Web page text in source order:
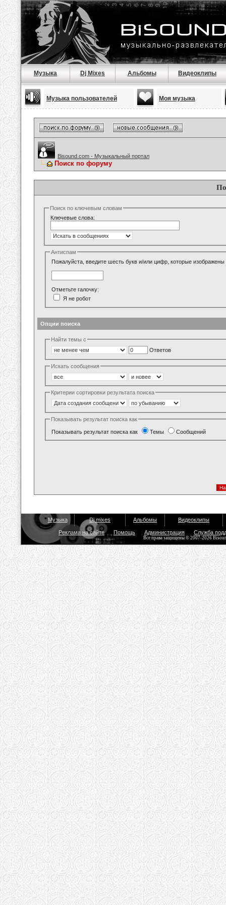
Музыка Dj Mixes Альбомы Видеоклипы
Музыка пользователей Моя музыка
Bisound.com - Музыкальный портал
Поиск по форуму
Поиск по ключевым словам
Ключевые слова:
Антиспам
Пожалуйста, введите шесть букв и/или цифр, которые изображены
Отметьте галочку:
Я не робот
Опции поиска
Найти темы с
Ответов
Искать сообщения
Критерии сортировки результата поиска
Показывать результат поиска как
Показывать результат поиска как Темы Сообщений
Музыка Dj mixes Альбомы Видеоклипы
Реклама на сайте Помощь Администрация Служба
Все права защищены © 2007-2026